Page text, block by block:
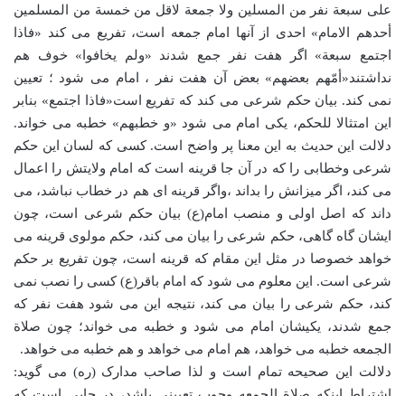
علی سبعة نفر من المسلین ولا جمعة لاقل من خمسة من المسلمین
أحدهم الامام» احدی از آنها امام جمعه است، تفریع می کند «فاذا
اجتمع سبعة» اگر هفت نفر جمع شدند «ولم یخافوا» خوف هم
نداشتند«أمّهم بعضهم» بعض آن هفت نفر ، امام می شود ؛ تعیین
نمی کند. بیان حکم شرعی می کند که تفریع است«فاذا اجتمع» بنابر
این امتثالا للحکم، یکی امام می شود «و خطبهم» خطبه می خواند.
دلالت این حدیث به این معنا پر واضح است. کسی که لسان این حکم
شرعی وخطابی را که در آن جا قرینه است که امام ولایتش را اعمال
می کند، اگر میزانش را بداند ،واگر قرینه ای هم در خطاب نباشد، می
داند که اصل اولی و منصب امام(ع) بیان حکم شرعی است، چون
ایشان گاه گاهی، حکم شرعی را بیان می کند، حکم مولوی قرینه می
خواهد خصوصا در مثل این مقام که قرینه است، چون تفریع بر حکم
شرعی است. این معلوم می شود که امام باقر(ع) کسی را نصب نمی
کند، حکم شرعی را بیان می کند، نتیجه این می شود هفت نفر که
جمع شدند، یکیشان امام می شود و خطبه می خواند؛ چون صلاة
الجمعه خطبه می خواهد، هم امام می خواهد و هم خطبه می خواهد.
دلالت این صحیحه تمام است و لذا صاحب مدارک (ره) می گوید: